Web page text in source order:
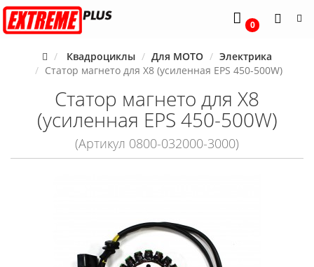
0
Квадроциклы Для MOTO
Электрика
Статор магнето для X8 (усиленная EPS 450-500W)
Статор магнето для X8
(усиленная EPS 450-500W)
(Артикул 0800-032000-3000)